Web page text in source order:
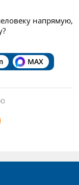
напрямую,
MAX